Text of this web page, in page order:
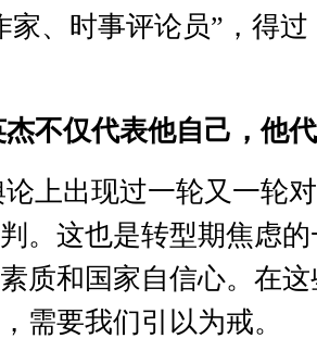
家、时事评论员” ，得
不仅代表他自己，他
上出现过一轮又一轮
。这也是转型期焦虑
质和国家自信心。在
需要我们引以为戒。